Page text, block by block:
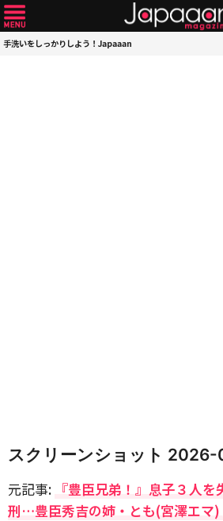
手洗いをしっかりしよう！Japaaan
スクリーンショット
元記事: 『豊臣兄弟！』息子３人
刑…豊臣秀吉の姉・とも(宮澤エマ)